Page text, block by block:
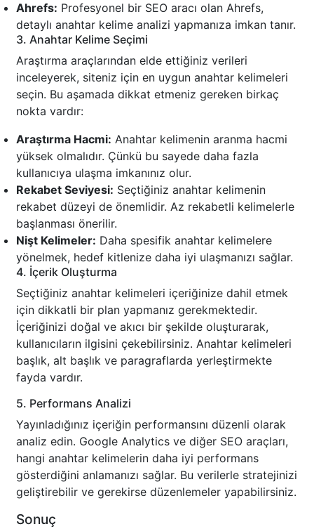
Ahrefs: Profesyonel bir SEO aracı olan Ahrefs,
detaylı anahtar kelime analizi yapmanıza imkan tanır.
3. Anahtar Kelime Seçimi
Araştırma araçlarından elde ettiğiniz verileri
inceleyerek, siteniz için en uygun anahtar kelimeleri
seçin. Bu aşamada dikkat etmeniz gereken birkaç
nokta vardır:
Araştırma Hacmi: Anahtar kelimenin aranma hacmi
yüksek olmalıdır. Çünkü bu sayede daha fazla
kullanıcıya ulaşma imkanınız olur.
Rekabet Seviyesi: Seçtiğiniz anahtar kelimenin
rekabet düzeyi de önemlidir. Az rekabetli kelimelerle
başlanması önerilir.
Nişt Kelimeler: Daha spesifik anahtar kelimelere
yönelmek, hedef kitlenize daha iyi ulaşmanızı sağlar.
4. İçerik Oluşturma
Seçtiğiniz anahtar kelimeleri içeriğinize dahil etmek
için dikkatli bir plan yapmanız gerekmektedir.
İçeriğinizi doğal ve akıcı bir şekilde oluşturarak,
kullanıcıların ilgisini çekebilirsiniz. Anahtar kelimeleri
başlık, alt başlık ve paragraflarda yerleştirmekte
fayda vardır.
5. Performans Analizi
Yayınladığınız içeriğin performansını düzenli olarak
analiz edin. Google Analytics ve diğer SEO araçları,
hangi anahtar kelimelerin daha iyi performans
gösterdiğini anlamanızı sağlar. Bu verilerle stratejinizi
geliştirebilir ve gerekirse düzenlemeler yapabilirsiniz.
Sonuç